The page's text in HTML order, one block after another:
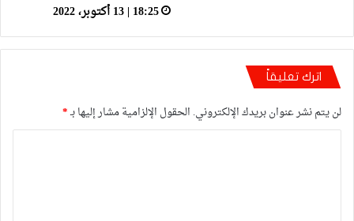
18:25 | 13 أكتوبر، 2022
اترك تعليقاً
لن يتم نشر عنوان بريدك الإلكتروني. الحقول الإلزامية مشار إليها بـ*